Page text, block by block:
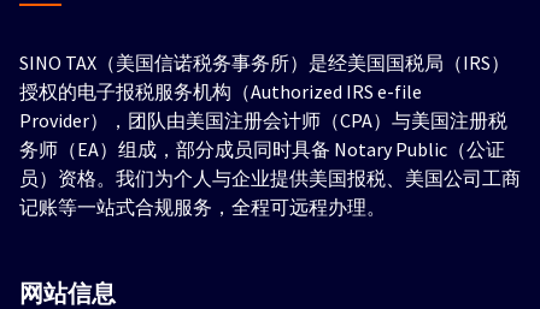
SINO TAX（美国信诺税务事务所）是经美国国税局（IRS）
授权的电子报税服务机构（Authorized IRS e-file
Provider），团队由美国注册会计师（CPA）与美国注册税
务师（EA）组成，部分成员同时具备 Notary Public（公证
员）资格。我们为个人与企业提供美国报税、美国公司工商
记账等一站式合规服务，全程可远程办理。
网站信息